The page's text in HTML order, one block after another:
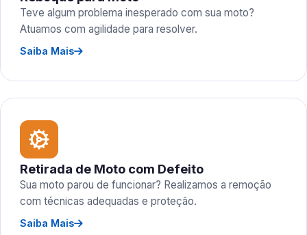
Teve algum problema inesperado com sua moto?
Atuamos com agilidade para resolver.
Saiba Mais
Retirada de Moto com Defeito
Sua moto parou de funcionar? Realizamos a remoção
com técnicas adequadas e proteção.
Saiba Mais